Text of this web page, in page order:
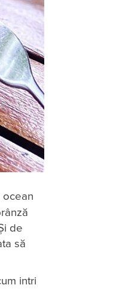
ocean
de
să
intri